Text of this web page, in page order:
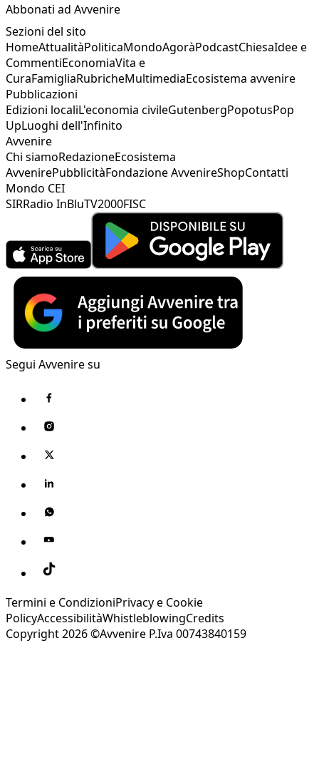
Abbonati ad Avvenire
Sezioni del sito
HomeAttualitàPoliticaMondoAgoràPodcastChiesaIdee e
CommentiEconomiaVita e
CuraFamigliaRubricheMultimediaEcosistema avvenire
Pubblicazioni
Edizioni localiL'economia civileGutenbergPopotusPop
UpLuoghi dell'Infinito
Avvenire
Chi siamoRedazioneEcosistema
AvvenirePubblicitàFondazione AvvenireShopContatti
Mondo CEI
SIRRadio InBluTV2000FISC
Segui Avvenire su
Termini e CondizioniPrivacy e Cookie
PolicyAccessibilitàWhistleblowingCredits
Copyright 2026 ©Avvenire P.Iva 00743840159